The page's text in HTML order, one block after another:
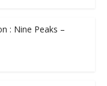
: Nine Peaks –